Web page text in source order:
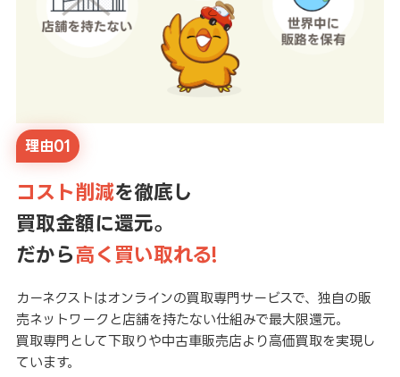
理由01
コスト削減を徹底し
買取金額に還元。
だから高く買い取れる!
カーネクストはオンラインの買取専門サービスで、独自の販
売ネットワークと店舗を持たない仕組みで最大限還元。
買取専門として下取りや中古車販売店より高価買取を実現し
ています。